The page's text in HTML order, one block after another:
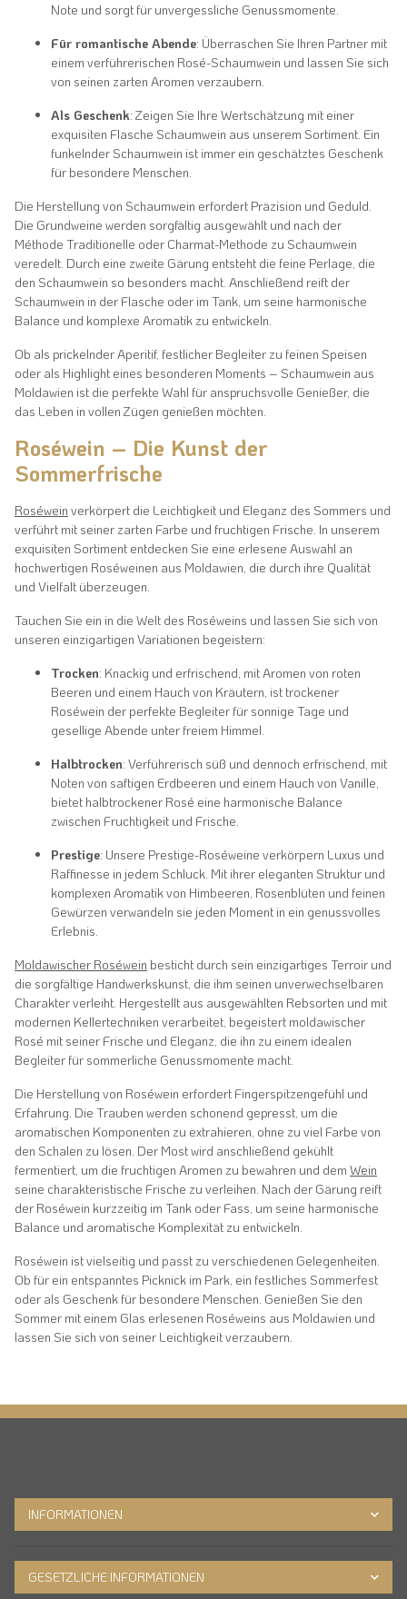
Note und sorgt für unvergessliche Genussmomente.
Für romantische Abende: Überraschen Sie Ihren Partner mit
einem verführerischen Rosé-Schaumwein und lassen Sie sich
von seinen zarten Aromen verzaubern.
Als Geschenk: Zeigen Sie Ihre Wertschätzung mit einer
exquisiten Flasche Schaumwein aus unserem Sortiment. Ein
funkelnder Schaumwein ist immer ein geschätztes Geschenk
für besondere Menschen.
Die Herstellung von Schaumwein erfordert Präzision und Geduld.
Die Grundweine werden sorgfältig ausgewählt und nach der
Méthode Traditionelle oder Charmat-Methode zu Schaumwein
veredelt. Durch eine zweite Gärung entsteht die feine Perlage, die
den Schaumwein so besonders macht. Anschließend reift der
Schaumwein in der Flasche oder im Tank, um seine harmonische
Balance und komplexe Aromatik zu entwickeln.
Ob als prickelnder Aperitif, festlicher Begleiter zu feinen Speisen
oder als Highlight eines besonderen Moments – Schaumwein aus
Moldawien ist die perfekte Wahl für anspruchsvolle Genießer, die
das Leben in vollen Zügen genießen möchten.
Roséwein – Die Kunst der
Sommerfrische
Roséwein verkörpert die Leichtigkeit und Eleganz des Sommers und
verführt mit seiner zarten Farbe und fruchtigen Frische. In unserem
exquisiten Sortiment entdecken Sie eine erlesene Auswahl an
hochwertigen Roséweinen aus Moldawien, die durch ihre Qualität
und Vielfalt überzeugen.
Tauchen Sie ein in die Welt des Roséweins und lassen Sie sich von
unseren einzigartigen Variationen begeistern:
Trocken: Knackig und erfrischend, mit Aromen von roten
Beeren und einem Hauch von Kräutern, ist trockener
Roséwein der perfekte Begleiter für sonnige Tage und
gesellige Abende unter freiem Himmel.
Halbtrocken: Verführerisch süß und dennoch erfrischend, mit
Noten von saftigen Erdbeeren und einem Hauch von Vanille,
bietet halbtrockener Rosé eine harmonische Balance
zwischen Fruchtigkeit und Frische.
Prestige: Unsere Prestige-Roséweine verkörpern Luxus und
Raffinesse in jedem Schluck. Mit ihrer eleganten Struktur und
komplexen Aromatik von Himbeeren, Rosenblüten und feinen
Gewürzen verwandeln sie jeden Moment in ein genussvolles
Erlebnis.
Moldawischer Roséwein besticht durch sein einzigartiges Terroir und
die sorgfältige Handwerkskunst, die ihm seinen unverwechselbaren
Charakter verleiht. Hergestellt aus ausgewählten Rebsorten und mit
modernen Kellertechniken verarbeitet, begeistert moldawischer
Rosé mit seiner Frische und Eleganz, die ihn zu einem idealen
Begleiter für sommerliche Genussmomente macht.
Die Herstellung von Roséwein erfordert Fingerspitzengefühl und
Erfahrung. Die Trauben werden schonend gepresst, um die
aromatischen Komponenten zu extrahieren, ohne zu viel Farbe von
den Schalen zu lösen. Der Most wird anschließend gekühlt
fermentiert, um die fruchtigen Aromen zu bewahren und dem Wein
seine charakteristische Frische zu verleihen. Nach der Gärung reift
der Roséwein kurzzeitig im Tank oder Fass, um seine harmonische
Balance und aromatische Komplexität zu entwickeln.
Roséwein ist vielseitig und passt zu verschiedenen Gelegenheiten.
Ob für ein entspanntes Picknick im Park, ein festliches Sommerfest
oder als Geschenk für besondere Menschen. Genießen Sie den
Sommer mit einem Glas erlesenen Roséweins aus Moldawien und
lassen Sie sich von seiner Leichtigkeit verzaubern.
INFORMATIONEN
GESETZLICHE INFORMATIONEN